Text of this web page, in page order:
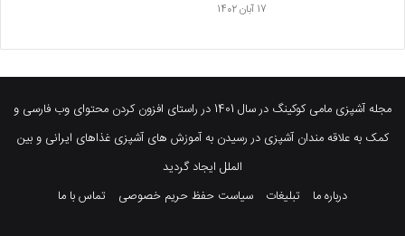
17 آبان 1402
مجله آشپزی مامی کوکینگ در سال 1401 در راستای افزون کردن محتوای وب فارسی و
کمک به علاقه مندان آشپزی در رسیدن به آموزش های آشپزی غذاهای ایرانی و بین
الملل ایجاد گردید
درباره ما
تبلیغات سیاست حفظ حریم خصوصی تماس با ما